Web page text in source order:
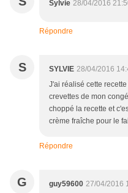
Sylvie 28/04/2016
Répondre
S SYLVIE 28/04/2016
J'ai réalisé cette
crevettes de mon
choppé la recette et
crème fraîche pour le
Répondre
G guy59600 27/04/2016